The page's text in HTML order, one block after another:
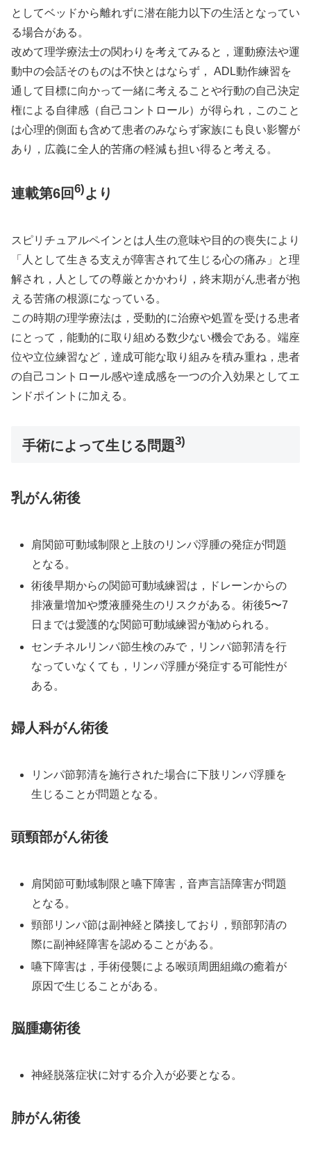
としてベッドから離れずに潜在能力以下の生活となってい
る場合がある。
改めて理学療法士の関わりを考えてみると，運動療法や運
動中の会話そのものは不快とはならず， ADL動作練習を
通して目標に向かって一緒に考えることや行動の自己決定
権による自律感（自己コントロール）が得られ，このこと
は心理的側面も含めて患者のみならず家族にも良い影響が
あり，広義に全人的苦痛の軽減も担い得ると考える。
連載第6回6)より
スピリチュアルペインとは人生の意味や目的の喪失により
「人として生きる支えが障害されて生じる心の痛み」と理
解され，人としての尊厳とかかわり，終末期がん患者が抱
える苦痛の根源になっている。
この時期の理学療法は，受動的に治療や処置を受ける患者
にとって，能動的に取り組める数少ない機会である。端座
位や立位練習など，達成可能な取り組みを積み重ね，患者
の自己コントロール感や達成感を一つの介入効果としてエ
ンドポイントに加える。
手術によって生じる問題3)
乳がん術後
肩関節可動域制限と上肢のリンパ浮腫の発症が問題
となる。
術後早期からの関節可動域練習は，ドレーンからの
排液量増加や漿液腫発生のリスクがある。術後5〜7
日までは愛護的な関節可動域練習が勧められる。
センチネルリンパ節生検のみで，リンパ節郭清を行
なっていなくても，リンパ浮腫が発症する可能性が
ある。
婦人科がん術後
リンパ節郭清を施行された場合に下肢リンパ浮腫を
生じることが問題となる。
頭頸部がん術後
肩関節可動域制限と嚥下障害，音声言語障害が問題
となる。
頸部リンパ節は副神経と隣接しており，頸部郭清の
際に副神経障害を認めることがある。
嚥下障害は，手術侵襲による喉頭周囲組織の癒着が
原因で生じることがある。
脳腫瘍術後
神経脱落症状に対する介入が必要となる。
肺がん術後